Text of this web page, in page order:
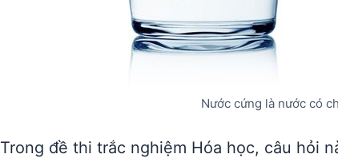
Nước cứng là nước có
Trong đề thi trắc nghiệm Hóa học, câu hỏi